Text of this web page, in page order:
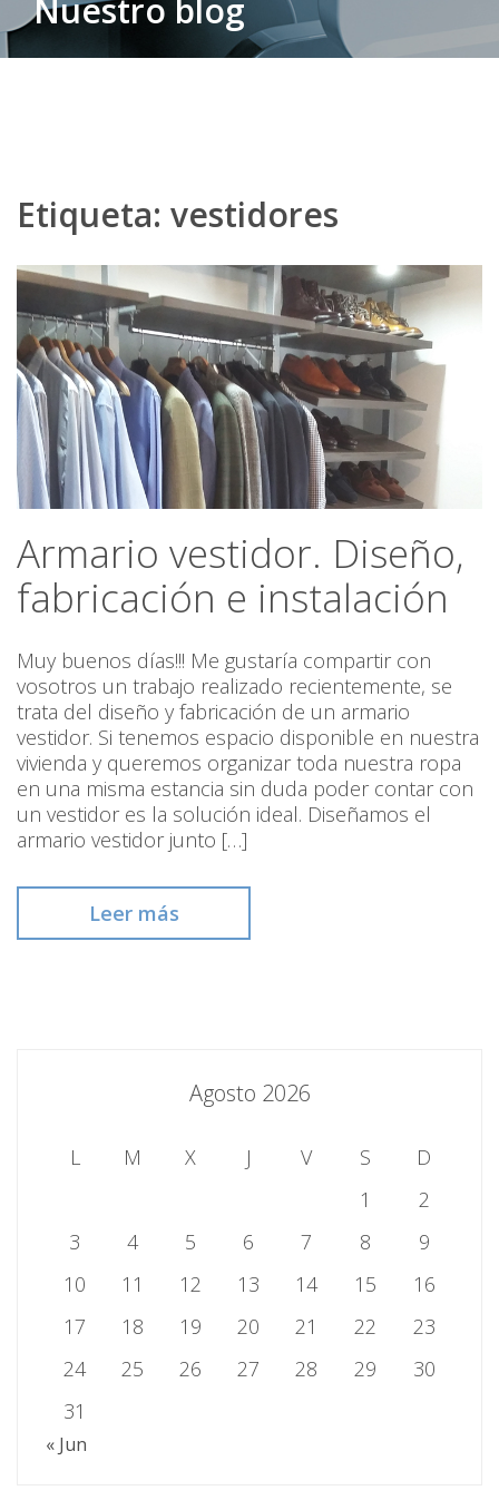
Nuestro blog
Etiqueta: vestidores
Armario vestidor. Diseño,
fabricación e instalación
Muy buenos días!!! Me gustaría compartir con
vosotros un trabajo realizado recientemente, se
trata del diseño y fabricación de un armario
vestidor. Si tenemos espacio disponible en nuestra
vivienda y queremos organizar toda nuestra ropa
en una misma estancia sin duda poder contar con
un vestidor es la solución ideal. Diseñamos el
armario vestidor junto […]
Leer más
Agosto 2026
L M X J V S
D
1
2
3
4 5 6 7 8
9
10
11 12 13 14 15
16
17
18 19 20 21 22
23
24
25 26 27 28 29
30
31
« Jun